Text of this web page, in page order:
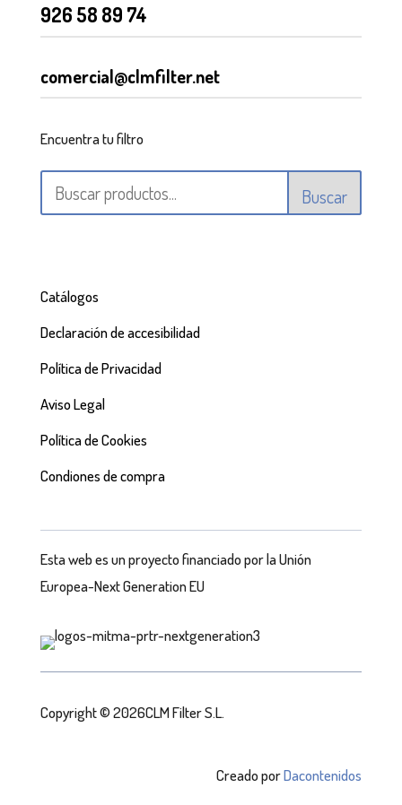
926 58 89 74
comercial@clmfilter.net
Encuentra tu filtro
Buscar
Catálogos
Declaración de accesibilidad
Política de Privacidad
Aviso Legal
Política de Cookies
Condiones de compra
Esta web es un proyecto financiado por la Unión
Europea-Next Generation EU
Copyright © 2026CLM Filter S.L.
Creado porDacontenidos